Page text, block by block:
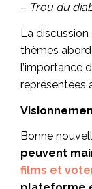
– Trou du
La discussion
thèmes
l’importance
représentées
Bonne
peuvent
films et